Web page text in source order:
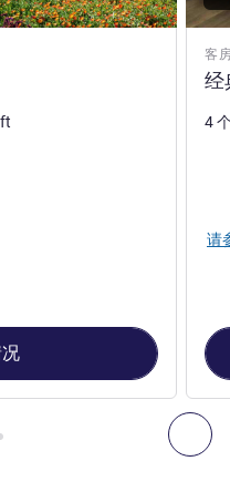
下
- 大床 - 花园景观 , 客房 2 :
客
经
4
请